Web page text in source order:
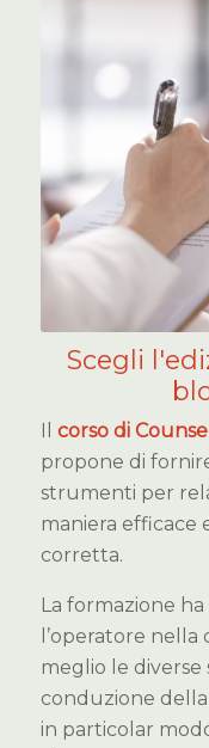
Scegli
Il corso di
propone di
strumenti per
maniera efficace
corretta.
La formazione
l’operatore
meglio le diverse
conduzione
in particolar